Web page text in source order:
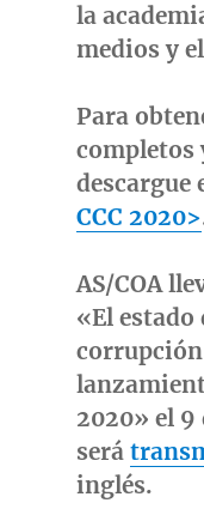
la
medios y
Para
completos
descargue
CCC 2020>
AS/COA
«El estado
2020» el 9
será
inglés.